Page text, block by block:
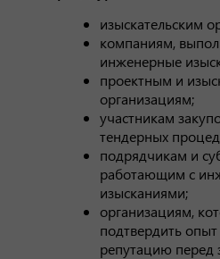
изыскательским
компаниям,
инженерные
проектным и
организациям;
участникам
тендерных
подрядчикам и
работающим с
изысканиями;
организациям,
подтвердить
репутацию перед